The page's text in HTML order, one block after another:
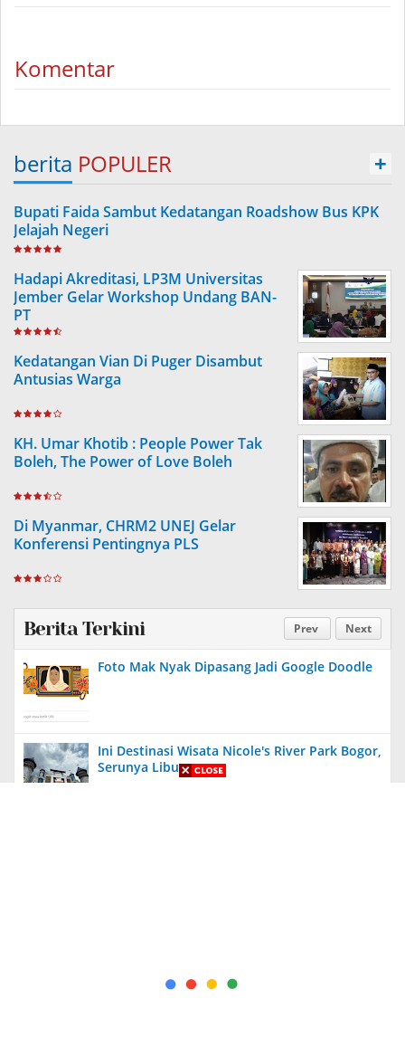
Komentar
berita POPULER +
Bupati Faida Sambut Kedatangan Roadshow Bus KPK
Jelajah Negeri
Hadapi Akreditasi, LP3M Universitas
Jember Gelar Workshop Undang BAN-
PT
Kedatangan Vian Di Puger Disambut
Antusias Warga
KH. Umar Khotib : People Power Tak
Boleh, The Power of Love Boleh
Di Myanmar, CHRM2 UNEJ Gelar
Konferensi Pentingnya PLS
Prev Next
Berita Terkini
Foto Mak Nyak Dipasang Jadi Google Doodle
Ini Destinasi Wisata Nicole's River Park Bogor,
Serunya Liburan